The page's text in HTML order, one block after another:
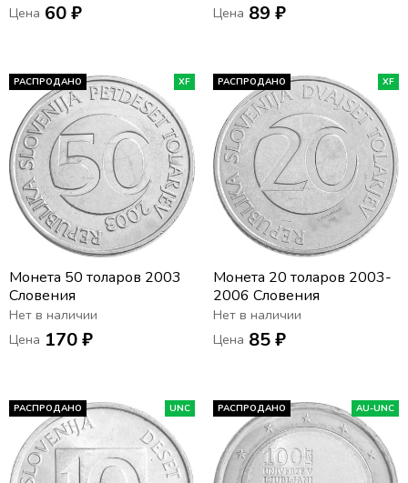
Цена 60 ₽ Цена 89 ₽
РАСПРОДАНО XF
Монета 50 толаров 2003
Словения
Нет в наличии
Цена 170 ₽
РАСПРОДАНО XF
Монета 20 толаров 2003-
2006 Словения
Нет в наличии
Цена 85 ₽
РАСПРОДАНО UNC РАСПРОДАНО AU-UNC